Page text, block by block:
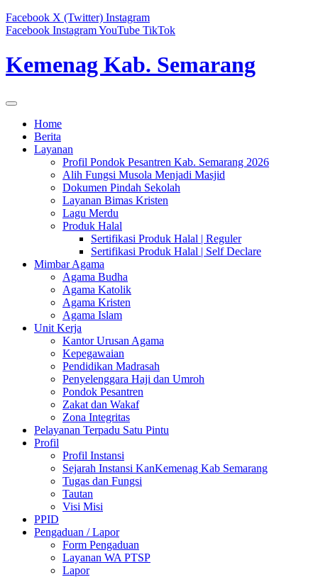
Facebook X (Twitter) Instagram
Facebook InstagramYouTube TikTok
Kemenag Kab. Semarang
Home
Berita
Layanan
Profil Pondok Pesantren Kab. Semarang 2026
Alih Fungsi Musola Menjadi Masjid
Dokumen Pindah Sekolah
Layanan Bimas Kristen
Lagu Merdu
Produk Halal
Sertifikasi Produk Halal | Reguler
Sertifikasi Produk Halal | Self Declare
Mimbar Agama
Agama Budha
Agama Katolik
Agama Kristen
Agama Islam
Unit Kerja
Kantor Urusan Agama
Kepegawaian
Pendidikan Madrasah
Penyelenggara Haji dan Umroh
Pondok Pesantren
Zakat dan Wakaf
Zona Integritas
Pelayanan Terpadu Satu Pintu
Profil
Profil Instansi
Sejarah Instansi KanKemenag Kab Semarang
Tugas dan Fungsi
Tautan
Visi Misi
PPID
Pengaduan / Lapor
Form Pengaduan
Layanan WA PTSP
Lapor